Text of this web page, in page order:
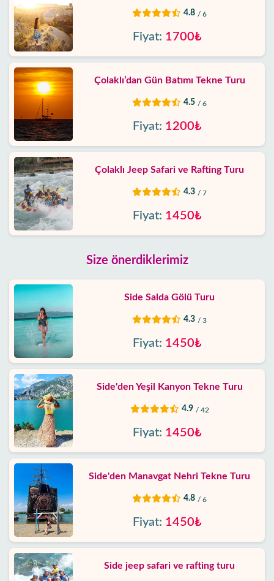
4.8 / 6
Fiyat: 1700₺
Çolaklı’dan Gün Batımı Tekne Turu
4.5 / 6
Fiyat: 1200₺
Çolaklı Jeep Safari ve Rafting Turu
4.3 / 7
Fiyat: 1450₺
Size önerdiklerimiz
Side Salda Gölü Turu
4.3 / 3
Fiyat: 1450₺
Side'den Yeşil Kanyon Tekne Turu
4.9 / 42
Fiyat: 1450₺
Side'den Manavgat Nehri Tekne Turu
4.8 / 6
Fiyat: 1450₺
Side jeep safari ve rafting turu